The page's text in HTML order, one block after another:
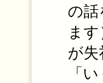
の話
ま
が
「